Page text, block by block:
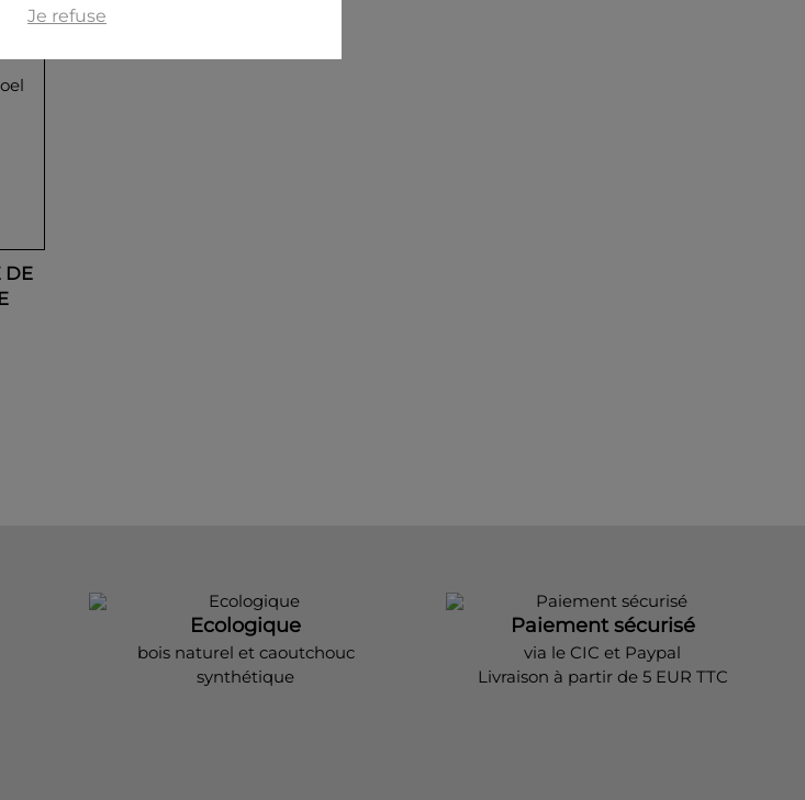
DE
Ecologique
bois naturel et caoutchouc
synthétique
Paiement sécurisé
via le CIC et Paypal
Livraison à partir de 5 EUR TTC
Je refuse